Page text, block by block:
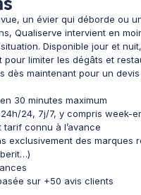
un évier qui déborde ou
Qualiserve intervient en
Disponible jour et
pour limiter les dégâts et
dès maintenant pour un
30 minutes maximum
24, 7j/7, y compris week-
tarif connu à l’avance
exclusivement des marques
sur +50 avis clients